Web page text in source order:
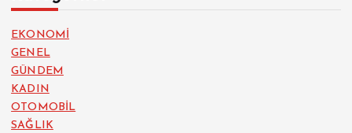
EKONOMİ
GENEL
GÜNDEM
KADIN
OTOMOBİL
SAĞLIK